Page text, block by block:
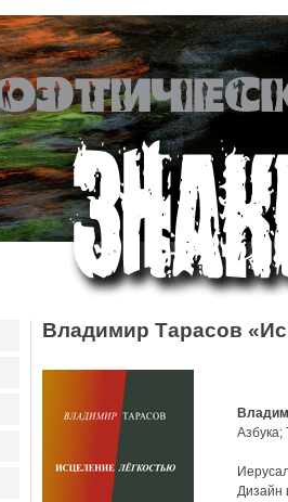
Владимир Тарасов
Азбука;
Дизайн